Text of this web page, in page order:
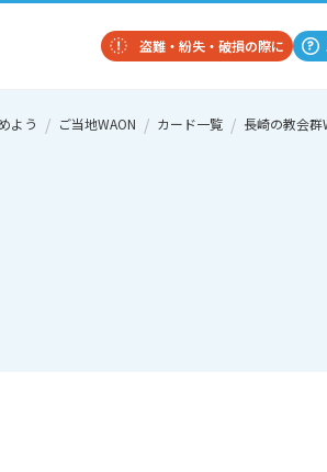
盗難・紛失・破損の際に
よう ご当地WAON カード一覧 長崎の教会群